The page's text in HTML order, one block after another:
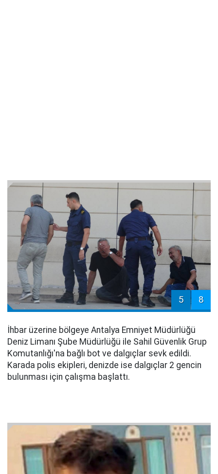
5 8
İhbar üzerine bölgeye Antalya Emniyet Müdürlüğü
Deniz Limanı Şube Müdürlüğü ile Sahil Güvenlik Grup
Komutanlığı'na bağlı bot ve dalgıçlar sevk edildi.
Karada polis ekipleri, denizde ise dalgıçlar 2 gencin
bulunması için çalışma başlattı.